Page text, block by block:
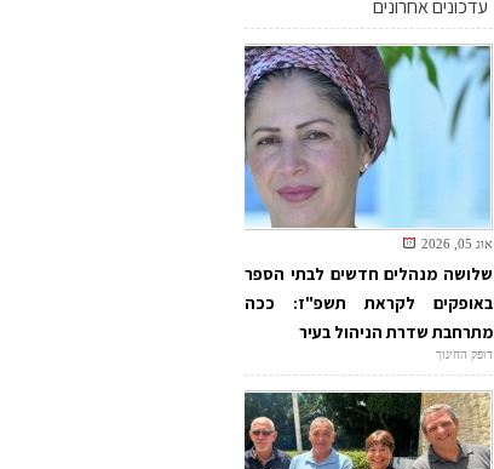
עדכונים אחרונים
אוג 05, 2026
שלושה מנהלים חדשים לבתי הספר
באופקים לקראת תשפ"ז: ככה
מתרחבת שדרת הניהול בעיר
דופק החינוך